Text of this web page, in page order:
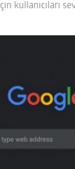
kullanıcıları